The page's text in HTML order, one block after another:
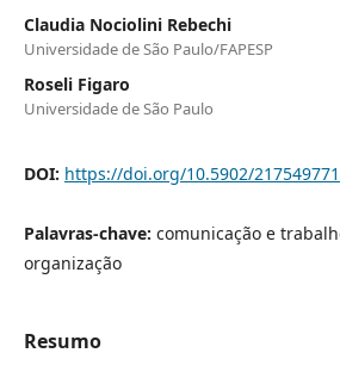
Claudia Nociolini Rebechi
Universidade de São Paulo/FAPESP
Roseli Figaro
Universidade de São Paulo
DOI: https://doi.org/10.5902/
Palavras-chave: comunicação e
organização
Resumo